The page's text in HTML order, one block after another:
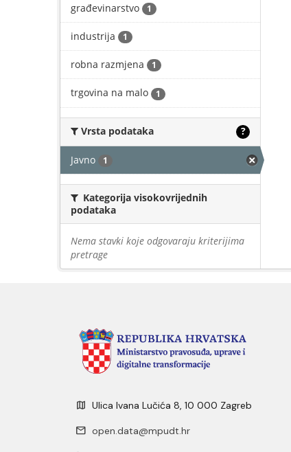
građevinarstvo 1
industrija 1
robna razmjena 1
trgovina na malo 1
Vrsta podataka ?
Javno 1
Kategorija visokovrijednih
podataka
Nema stavki koje odgovaraju kriterijima
pretrage